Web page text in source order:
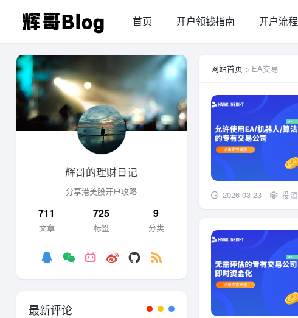
首页 开户领钱指南 开户流
网站首页 > EA交易
2026-03-23 投
辉哥的理财日记
分享港美股开户攻略
711
文章
725
标签
9
分类
最新评论